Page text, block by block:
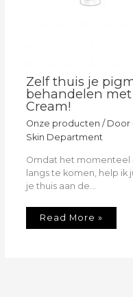
Zelf thuis je
behandelen
Cream!
Onze producten / Door
Skin Department
Omdat het momenteel
langs te komen, help
je thuis aan de…
Read More »